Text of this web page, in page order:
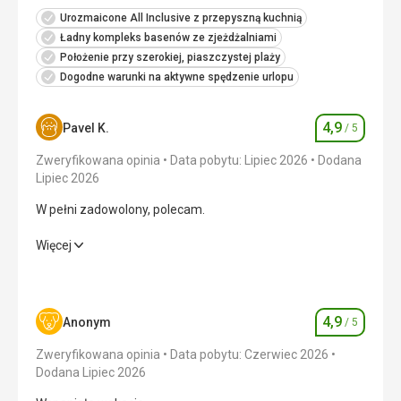
Urozmaicone All Inclusive z przepyszną kuchnią
Ładny kompleks basenów ze zjeżdżalniami
Położenie przy szerokiej, piaszczystej plaży
Dogodne warunki na aktywne spędzenie urlopu
Pavel K. Ocena
4,9 / 5
Zweryfikowana opinia Data pobytu: Lipiec 2026
Dodana
Lipiec 2026
W pełni zadowolony, polecam.
W pełni zadowolony, polecam.
Zakwaterowanie 5,0/ 5
Okolica 5,0
Więcej
Anonym Ocena
4,9 / 5
Zweryfikowana opinia
Data pobytu: Czerwiec 2026
Dodana Lipiec 2026